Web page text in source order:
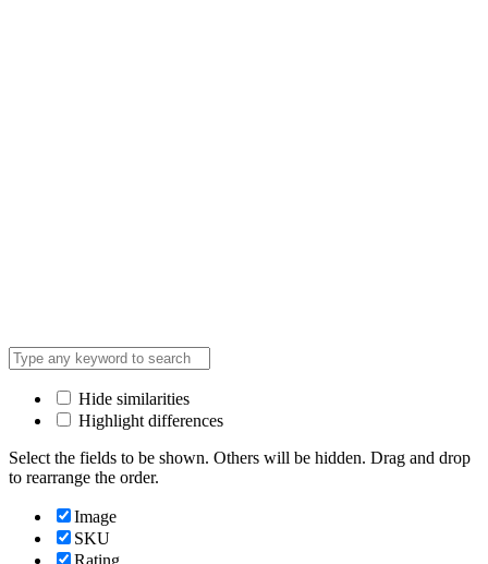
Hide similarities
Highlight differences
Select the fields to be shown. Others will be hidden. Drag and drop
to rearrange the order.
Image
SKU